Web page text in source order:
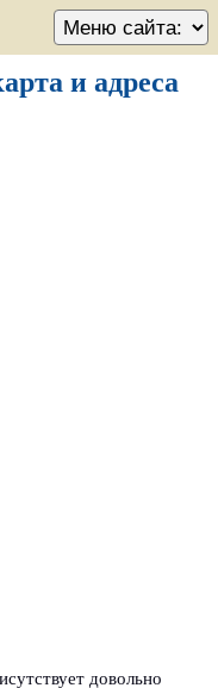
и адреса
довольно